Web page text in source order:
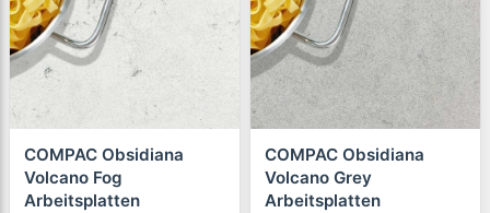
COMPAC Obsidiana
Volcano Fog
Arbeitsplatten
COMPAC Obsidiana
Volcano Grey
Arbeitsplatten